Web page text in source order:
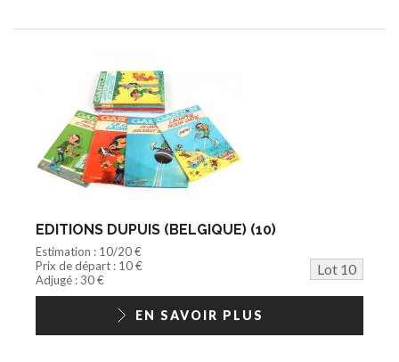
EDITIONS DUPUIS (BELGIQUE) (10)
Estimation : 10/20 €
Prix de départ : 10 €
Lot 10
Adjugé : 30 €
EN SAVOIR PLUS